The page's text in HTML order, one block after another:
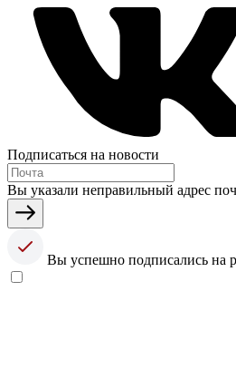
Подписаться на новости
Вы указали неправильный адрес
Вы успешно подписались на